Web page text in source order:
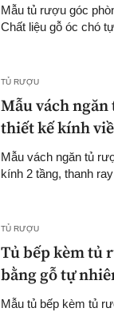
Mẫu tủ rượu góc
Chất liệu gỗ óc chó
TỦ RƯỢU
Mẫu vách
thiết kế kính
Mẫu vách ngăn tủ
kính 2 tầng, thanh
TỦ RƯỢU
Tủ bếp kèm tủ
bằng gỗ tự
Mẫu tủ bếp kèm tủ